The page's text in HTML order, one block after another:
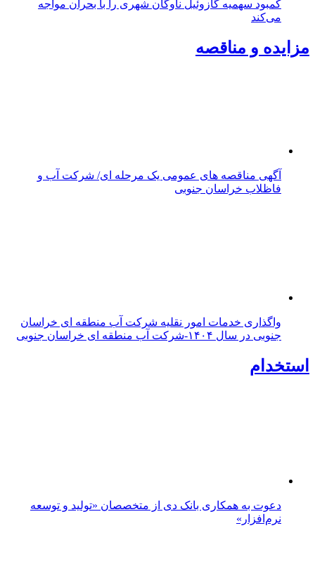
کمبود سهمیه گازوئیل ناوگان شهری را با بحران مواجه
می‌کند
مزایده و مناقصه
آگهی مناقصه های عمومی یک مرحله ای/ شرکت آب و
فاظلاب خراسان جنوبی
واگذاری خدمات امور نقلیه شرکت آب منطقه ای خراسان
جنوبی در سال ۱۴۰۴-شرکت آب منطقه ای خراسان جنوبی
استخدام
دعوت به همکاری بانک دی از متخصصان «تولید و توسعه
نرم‌افزار»